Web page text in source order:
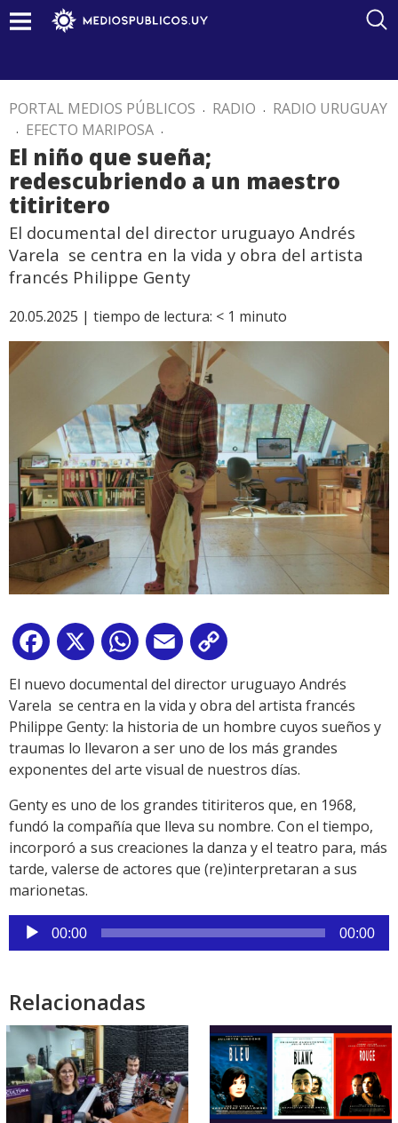
PORTAL MEDIOS PÚBLICOS . RADIO . RADIO URUGUAY
. EFECTO MARIPOSA .
El niño que sueña;
redescubriendo a un maestro
titiritero
El documental del director uruguayo Andrés
Varela se centra en la vida y obra del artista
francés Philippe Genty
20.05.2025 | tiempo de lectura: < 1 minuto
Facebook
X WhatsApp
Email
Link
El nuevo documental del director uruguayo Andrés
Varela se centra en la vida y obra del artista francés
Philippe Genty: la historia de un hombre cuyos sueños y
traumas lo llevaron a ser uno de los más grandes
exponentes del arte visual de nuestros días.
Genty es uno de los grandes titiriteros que, en 1968,
fundó la compañía que lleva su nombre. Con el tiempo,
incorporó a sus creaciones la danza y el teatro para, más
tarde, valerse de actores que (re)interpretaran a sus
marionetas.
Reproductor
de
00:00 00:00
Relacionadas